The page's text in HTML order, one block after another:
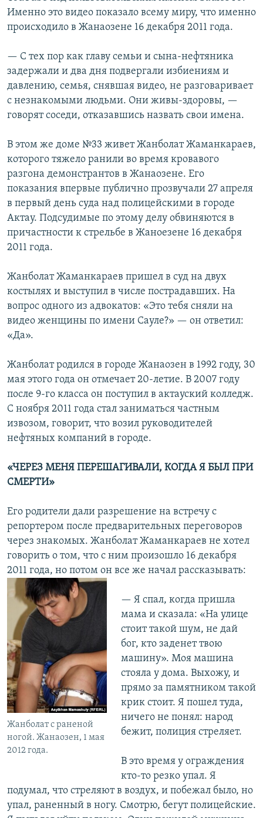
Именно это видео показало всему миру, что именно
происходило в Жанаозене 16 декабря 2011 года.
— С тех пор как главу семьи и сына-нефтяника
задержали и два дня подвергали избиениям и
давлению, семья, снявшая видео, не разговаривает
с незнакомыми людьми. Они живы-здоровы, —
говорят соседи, отказавшись назвать свои имена.
В этом же доме №33 живет Жанболат Жаманкараев,
которого тяжело ранили во время кровавого
разгона демонстрантов в Жанаозене. Его
показания впервые публично прозвучали 27 апреля
в первый день суда над полицейскими в городе
Актау. Подсудимые по этому делу обвиняются в
причастности к стрельбе в Жаноезене 16 декабря
2011 года.
Жанболат Жаманкараев пришел в суд на двух
костылях и выступил в числе пострадавших. На
вопрос одного из адвокатов: «Это тебя сняли на
видео женщины по имени Сауле?» — он ответил:
«Да».
Жанболат родился в городе Жанаозен в 1992 году, 30
мая этого года он отмечает 20-летие. В 2007 году
после 9-го класса он поступил в актауский колледж.
С ноября 2011 года стал заниматься частным
извозом, говорит, что возил руководителей
нефтяных компаний в городе.
«ЧЕРЕЗ МЕНЯ ПЕРЕШАГИВАЛИ, КОГДА Я БЫЛ ПРИ
СМЕРТИ»
Его родители дали разрешение на встречу с
репортером после предварительных переговоров
через знакомых. Жанболат Жаманкараев не хотел
говорить о том, что с ним произошло 16 декабря
2011 года, но потом он все же начал
Жанболат с раненой
ногой. Жанаозен, 1 мая
2012 года.
рассказывать:
— Я спал, когда пришла
мама и сказала: «На улице
стоит такой шум, не дай
бог, кто заденет твою
машину». Моя машина
стояла у дома. Выхожу, и
прямо за памятником такой
крик стоит. Я пошел туда,
ничего не понял: народ
бежит, полиция стреляет.
В это время у ограждения
кто-то резко упал. Я
подумал, что стреляют в воздух, и побежал было, но
упал, раненный в ногу. Смотрю, бегут полицейские.